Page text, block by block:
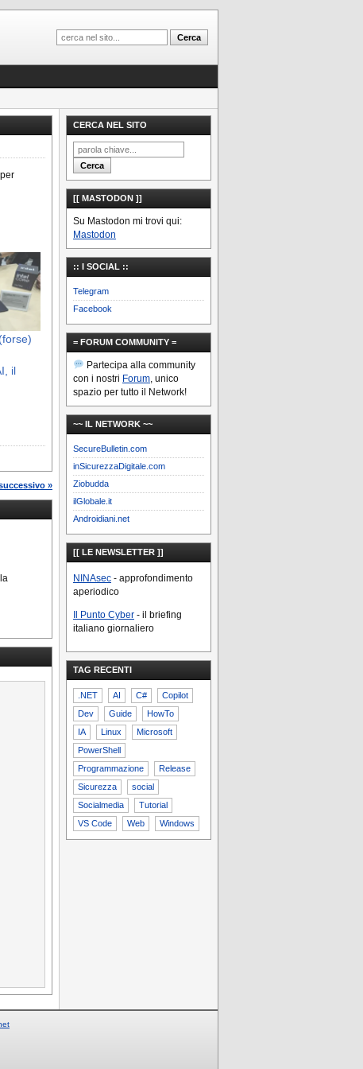
per
il
»
CERCA NEL SITO
[[ MASTODON ]]
Su Mastodon mi trovi qui:
Mastodon
:: I SOCIAL ::
Telegram
Facebook
= FORUM COMMUNITY =
Partecipa alla community
con i nostri Forum, unico
spazio per tutto il Network!
~~ IL NETWORK ~~
SecureBulletin.com
inSicurezzaDigitale.com
Ziobudda
ilGlobale.it
Androidiani.net
[[ LE NEWSLETTER ]]
NINAsec - approfondimento
aperiodico
Il Punto Cyber - il briefing
italiano giornaliero
TAG RECENTI
.NET AI C#
Copilot
Dev
Guide
HowTo
IA
Linux
Microsoft
PowerShell
Programmazione
Release
Sicurezza
social
Socialmedia
Tutorial
VS Code
Web Windows